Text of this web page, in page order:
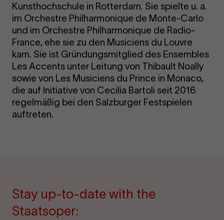
Kunsthochschule in Rotterdam. Sie spielte u. a.
im Orchestre Philharmonique de Monte-Carlo
und im Orchestre Philharmonique de Radio-
France, ehe sie zu den Musiciens du Louvre
kam. Sie ist Gründungsmitglied des Ensembles
Les Accents unter Leitung von Thibault Noally
sowie von Les Musiciens du Prince in Monaco,
die auf Initiative von Cecilia Bartoli seit 2016
regelmäßig bei den Salzburger Festspielen
auftreten.
Stay up-to-date with the
Staatsoper: